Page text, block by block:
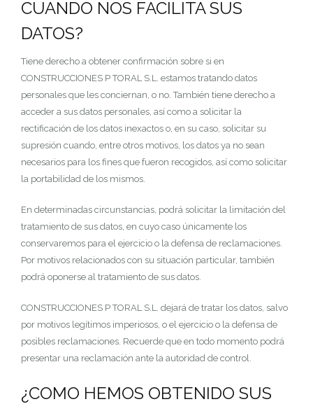
CUANDO NOS FACILITA SUS
DATOS?
Tiene derecho a obtener confirmación sobre si en
CONSTRUCCIONES P TORAL S.L. estamos tratando datos
personales que les conciernan, o no. También tiene derecho a
acceder a sus datos personales, así como a solicitar la
rectificación de los datos inexactos o, en su caso, solicitar su
supresión cuando, entre otros motivos, los datos ya no sean
necesarios para los fines que fueron recogidos, así como solicitar
la portabilidad de los mismos.
En determinadas circunstancias, podrá solicitar la limitación del
tratamiento de sus datos, en cuyo caso únicamente los
conservaremos para el ejercicio o la defensa de reclamaciones.
Por motivos relacionados con su situación particular, también
podrá oponerse al tratamiento de sus datos.
CONSTRUCCIONES P TORAL S.L. dejará de tratar los datos, salvo
por motivos legítimos imperiosos, o el ejercicio o la defensa de
posibles reclamaciones. Recuerde que en todo momento podrá
presentar una reclamación ante la autoridad de control.
¿COMO HEMOS OBTENIDO SUS